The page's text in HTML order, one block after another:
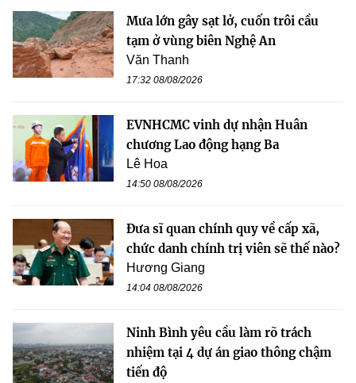
Mưa lớn gây sạt lở, cuốn trôi cầu
tạm ở vùng biên Nghệ An
Văn Thanh
17:32 08/08/2026
EVNHCMC vinh dự nhận Huân
chương Lao động hạng Ba
Lê Hoa
14:50 08/08/2026
Đưa sĩ quan chính quy về cấp xã,
chức danh chính trị viên sẽ thế nào?
Hương Giang
14:04 08/08/2026
Ninh Bình yêu cầu làm rõ trách
nhiệm tại 4 dự án giao thông chậm
tiến độ